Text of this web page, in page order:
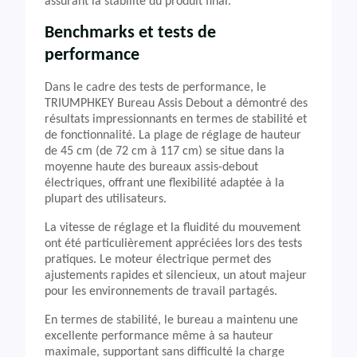
Benchmarks et tests de
performance
Dans le cadre des tests de performance, le
TRIUMPHKEY Bureau Assis Debout a démontré des
résultats impressionnants en termes de stabilité et
de fonctionnalité. La plage de réglage de hauteur
de 45 cm (de 72 cm à 117 cm) se situe dans la
moyenne haute des bureaux assis-debout
électriques, offrant une flexibilité adaptée à la
plupart des utilisateurs.
La vitesse de réglage et la fluidité du mouvement
ont été particulièrement appréciées lors des tests
pratiques. Le moteur électrique permet des
ajustements rapides et silencieux, un atout majeur
pour les environnements de travail partagés.
En termes de stabilité, le bureau a maintenu une
excellente performance même à sa hauteur
maximale, supportant sans difficulté la charge